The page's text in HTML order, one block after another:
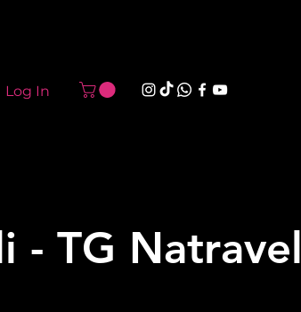
Log In
- TG Natravel